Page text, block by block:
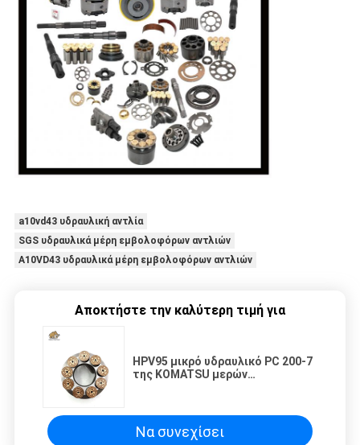
a10vd43 υδραυλική αντλία
SGS υδραυλικά μέρη εμβολοφόρων αντλιών
A10VD43 υδραυλικά μέρη εμβολοφόρων αντλιών
Αποκτήστε την καλύτερη τιμή για
HPV95 μικρό υδραυλικό PC 200-7
της KOMATSU μερών
Να συνεχίσει